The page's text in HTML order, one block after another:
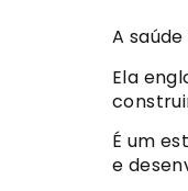
A
Ela
É um
e